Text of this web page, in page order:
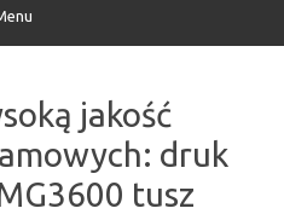
jakość
druk
tusz